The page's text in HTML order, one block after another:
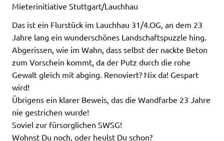
Mieterinitiative Stuttgart/Lauchhau
Das ist ein Flurstück im Lauchhau 31/4.OG, an dem 23
Jahre lang ein wunderschönes Landschaftspuzzle hing.
Abgerissen, wie im Wahn, dass selbst der nackte Beton
zum Vorschein kommt, da der Putz durch die rohe
Gewalt gleich mit abging. Renoviert? Nix da! Gespart
wird!
Übrigens ein klarer Beweis, das die Wandfarbe 23 Jahre
nie gestrichen wurde!
Soviel zur fürsorglichen SWSG!
Wohnst Du noch, oder heulst Du schon?